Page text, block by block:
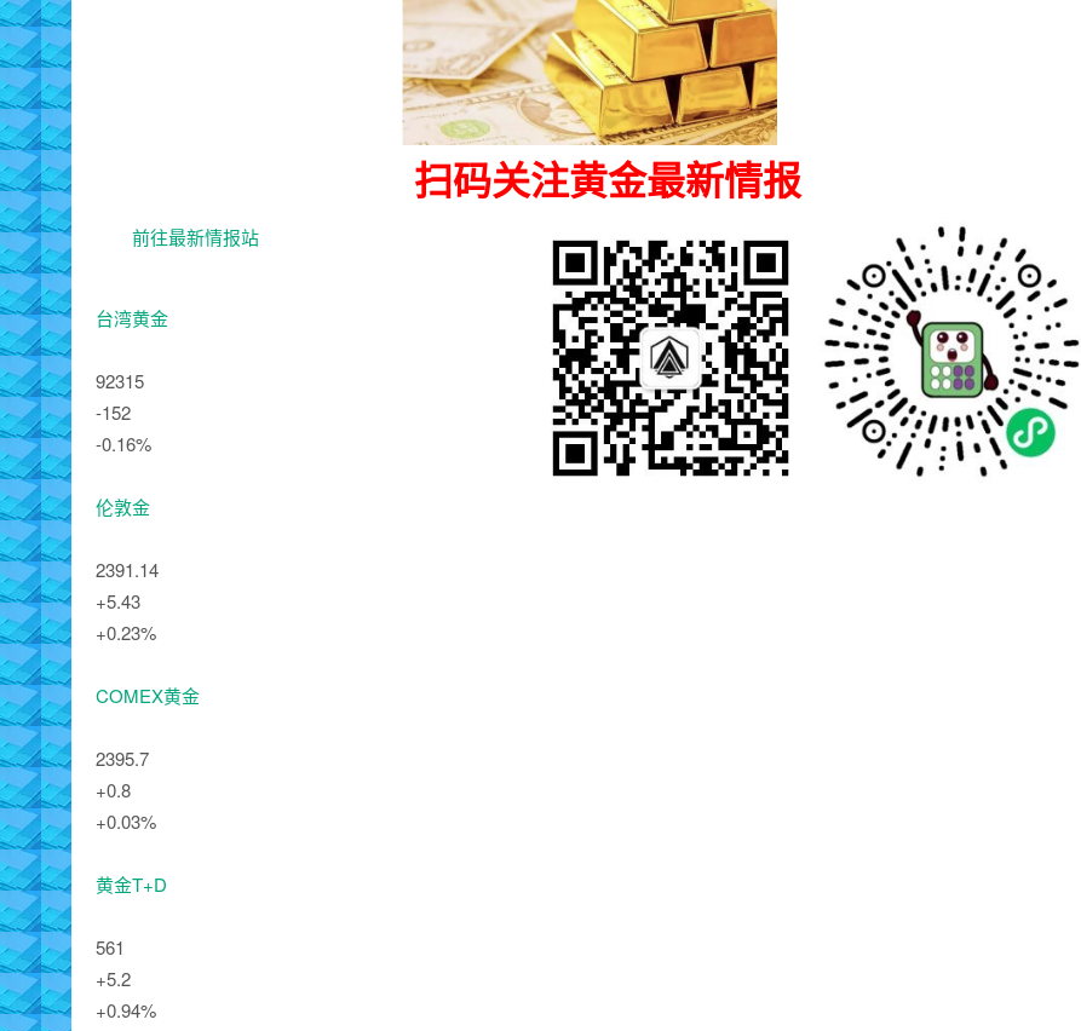
扫码关注黄金最新情报
前往最新情报站
台湾黄金
92315
-152
-0.16%
伦敦金
2391.14
+5.43
+0.23%
COMEX黄金
2395.7
+0.8
+0.03%
黄金T+D
561
+5.2
+0.94%